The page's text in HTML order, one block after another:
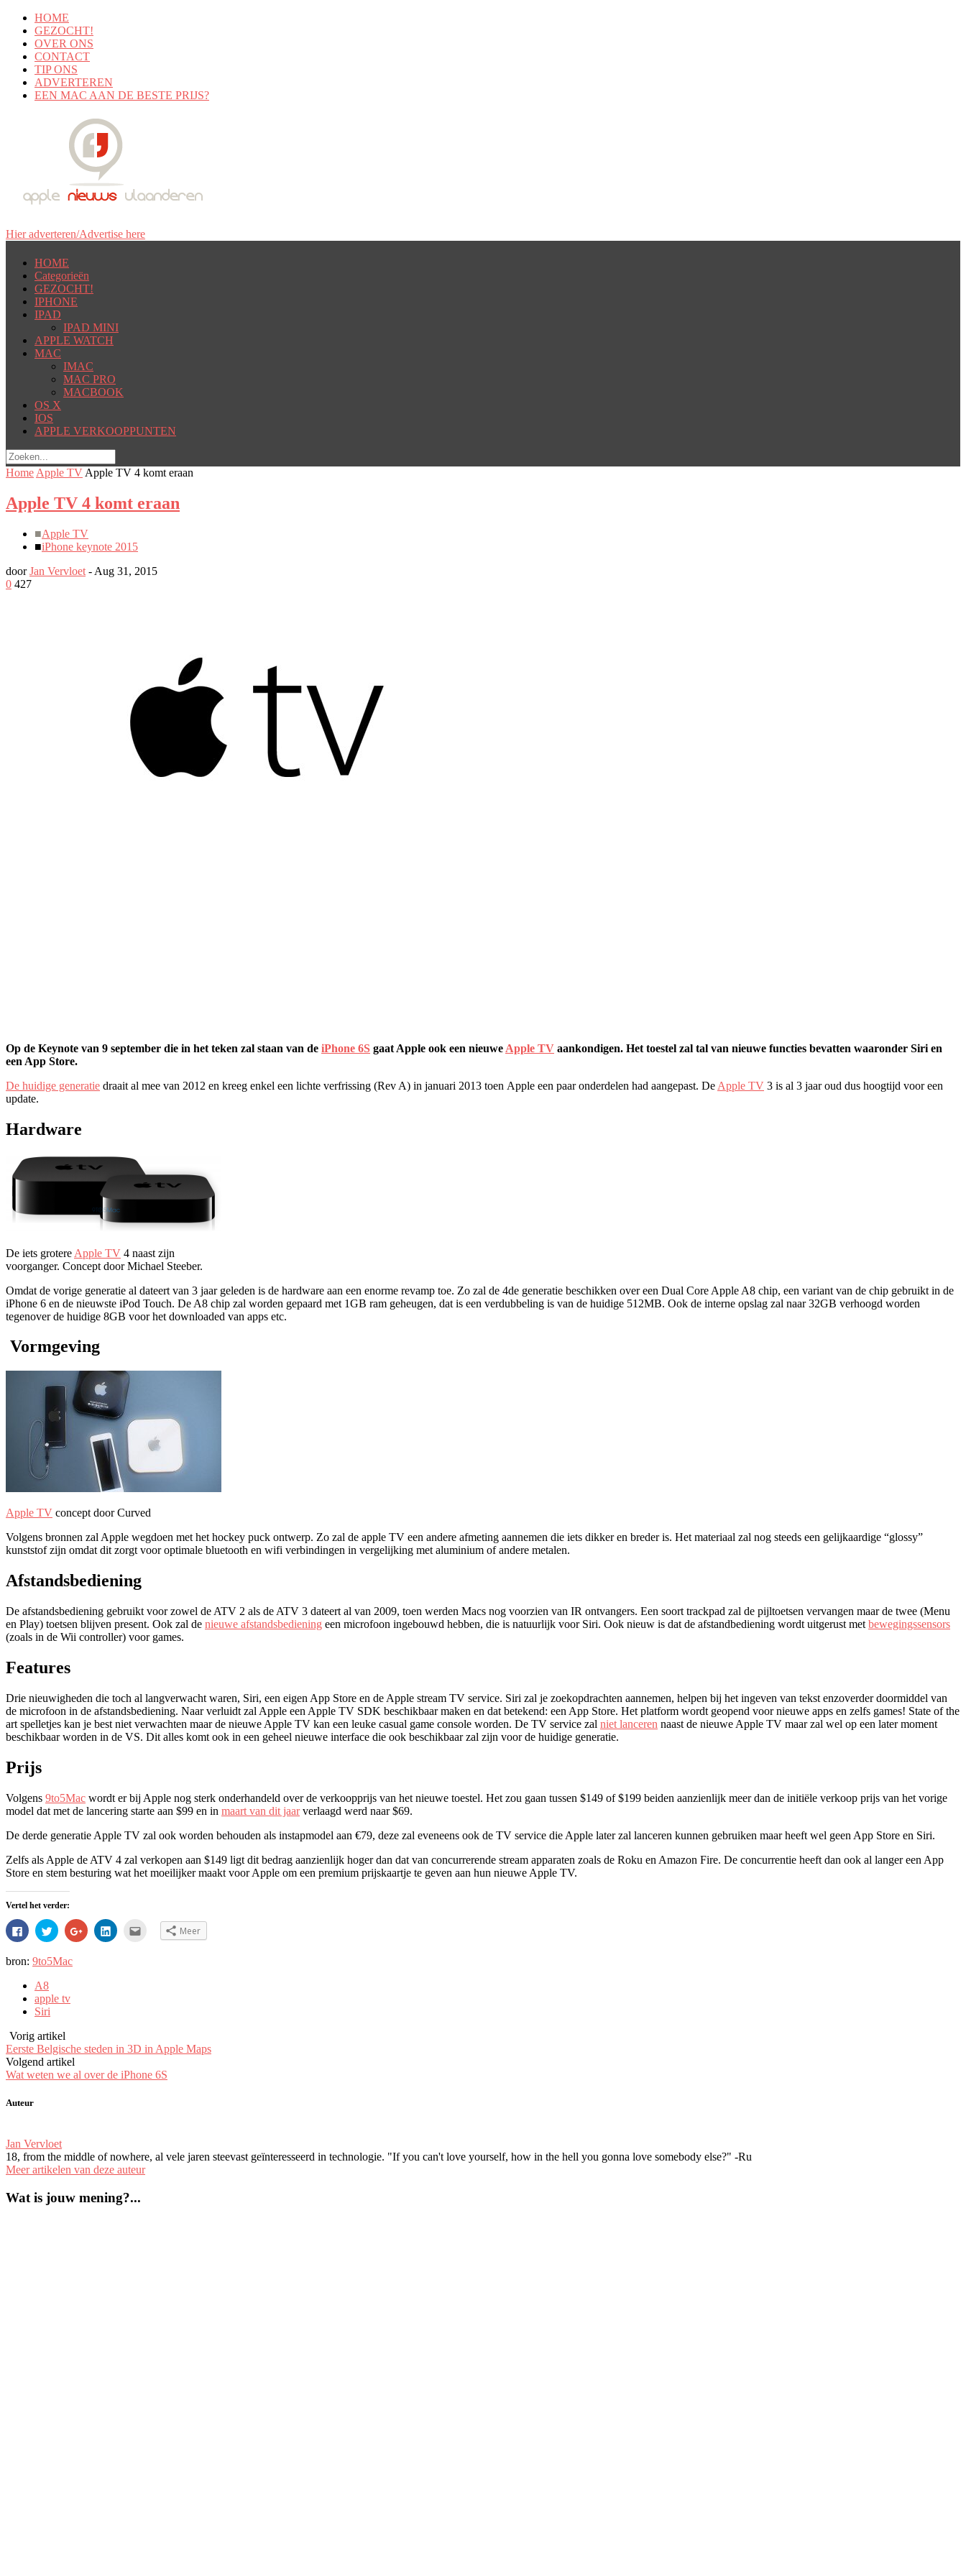
HOME
GEZOCHT!
OVER ONS
CONTACT
TIP ONS
ADVERTEREN
EEN MAC AAN DE BESTE PRIJS?
Hier adverteren/Advertise here
HOME
Categorieën
GEZOCHT!
IPHONE
IPAD
IPAD MINI
APPLE WATCH
MAC
IMAC
MAC PRO
MACBOOK
OS X
IOS
APPLE VERKOOPPUNTEN
Home Apple TV Apple TV 4 komt eraan
Apple TV 4 komt eraan
■Apple TV
■iPhone keynote 2015
doorJan Vervloet - Aug 31, 2015
0 427
Op de Keynote van 9 september die in het teken zal staan van de iPhone 6S gaat Apple ook een nieuwe Apple TV aankondigen. Het toestel zal tal van nieuwe functies bevatten waaronder Siri en
een App Store.
De huidige generatie draait al mee van 2012 en kreeg enkel een lichte verfrissing (Rev A) in januari 2013 toen Apple een paar onderdelen had aangepast. De Apple TV 3 is al 3 jaar oud dus hoogtijd voor een
update.
Hardware
De iets grotere Apple TV 4 naast zijn
voorganger. Concept door Michael Steeber.
Omdat de vorige generatie al dateert van 3 jaar geleden is de hardware aan een enorme revamp toe. Zo zal de 4de generatie beschikken over een Dual Core Apple A8 chip, een variant van de chip gebruikt in de
iPhone 6 en de nieuwste iPod Touch. De A8 chip zal worden gepaard met 1GB ram geheugen, dat is een verdubbeling is van de huidige 512MB. Ook de interne opslag zal naar 32GB verhoogd worden
tegenover de huidige 8GB voor het downloaded van apps etc.
Vormgeving
Apple TV concept door Curved
Volgens bronnen zal Apple wegdoen met het hockey puck ontwerp. Zo zal de apple TV een andere afmeting aannemen die iets dikker en breder is. Het materiaal zal nog steeds een gelijkaardige “glossy”
kunststof zijn omdat dit zorgt voor optimale bluetooth en wifi verbindingen in vergelijking met aluminium of andere metalen.
Afstandsbediening
De afstandsbediening gebruikt voor zowel de ATV 2 als de ATV 3 dateert al van 2009, toen werden Macs nog voorzien van IR ontvangers. Een soort trackpad zal de pijltoetsen vervangen maar de twee (Menu
en Play) toetsen blijven present. Ook zal de nieuwe afstandsbediening een microfoon ingebouwd hebben, die is natuurlijk voor Siri. Ook nieuw is dat de afstandbediening wordt uitgerust met bewegingssensors
(zoals in de Wii controller) voor games.
Features
Drie nieuwigheden die toch al langverwacht waren, Siri, een eigen App Store en de Apple stream TV service. Siri zal je zoekopdrachten aannemen, helpen bij het ingeven van tekst enzoverder doormiddel van
de microfoon in de afstandsbediening. Naar verluidt zal Apple een Apple TV SDK beschikbaar maken en dat betekend: een App Store. Het platform wordt geopend voor nieuwe apps en zelfs games! State of the
art spelletjes kan je best niet verwachten maar de nieuwe Apple TV kan een leuke casual game console worden. De TV service zal niet lanceren naast de nieuwe Apple TV maar zal wel op een later moment
beschikbaar worden in de VS. Dit alles komt ook in een geheel nieuwe interface die ook beschikbaar zal zijn voor de huidige generatie.
Prijs
Volgens 9to5Mac wordt er bij Apple nog sterk onderhandeld over de verkoopprijs van het nieuwe toestel. Het zou gaan tussen $149 of $199 beiden aanzienlijk meer dan de initiële verkoop prijs van het vorige
model dat met de lancering starte aan $99 en in maart van dit jaarverlaagd werd naar $69.
De derde generatie Apple TV zal ook worden behouden als instapmodel aan €79, deze zal eveneens ook de TV service die Apple later zal lanceren kunnen gebruiken maar heeft wel geen App Store en Siri.
Zelfs als Apple de ATV 4 zal verkopen aan $149 ligt dit bedrag aanzienlijk hoger dan dat van concurrerende stream apparaten zoals de Roku en Amazon Fire. De concurrentie heeft dan ook al langer een App
Store en stem besturing wat het moeilijker maakt voor Apple om een premium prijskaartje te geven aan hun nieuwe Apple TV.
Vertel het verder:
Klik
om
op
(Wordt
in
een
nieuw
venster
Klik
om
met
een
nieuw
Klik
om
Klik
om
geopend)
Meer
bron: 9to5Mac
A8
apple tv
Siri
Vorig artikel
Eerste Belgische steden in 3D in Apple Maps
Volgend artikel
Wat weten we al over de iPhone 6S
Auteur
Jan Vervloet
18, from the middle of nowhere, al vele jaren steevast geïnteresseerd in technologie. "If you can't love yourself, how in the hell you gonna love somebody else?" -Ru
Meer artikelen van deze auteur
Wat is jouw mening?...